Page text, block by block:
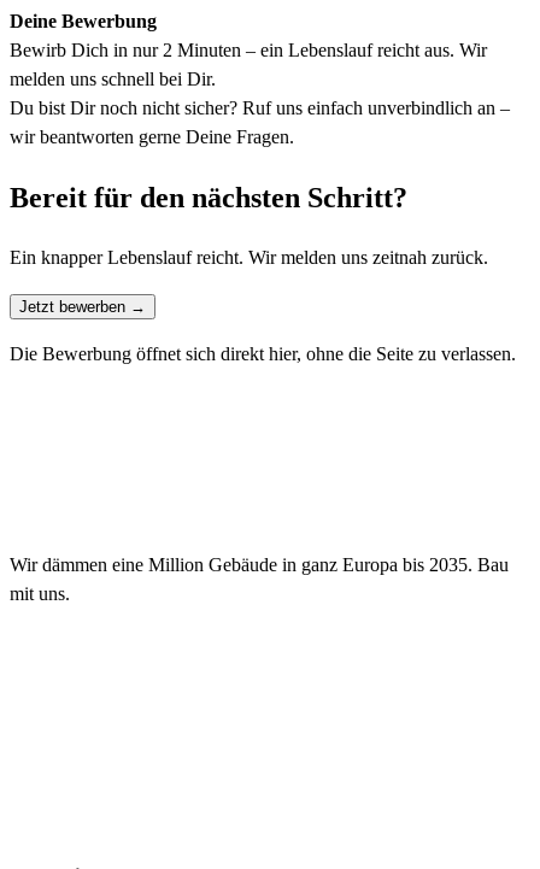
Deine Bewerbung
Bewirb Dich in nur 2 Minuten – ein Lebenslauf reicht aus. Wir
melden uns schnell bei Dir.
Du bist Dir noch nicht sicher? Ruf uns einfach unverbindlich an –
wir beantworten gerne Deine Fragen.
Bereit für den nächsten Schritt?
Ein knapper Lebenslauf reicht. Wir melden uns zeitnah zurück.
Jetzt bewerben →
Die Bewerbung öffnet sich direkt hier, ohne die Seite zu verlassen.
Wir dämmen eine Million Gebäude in ganz Europa bis 2035. Bau
mit uns.